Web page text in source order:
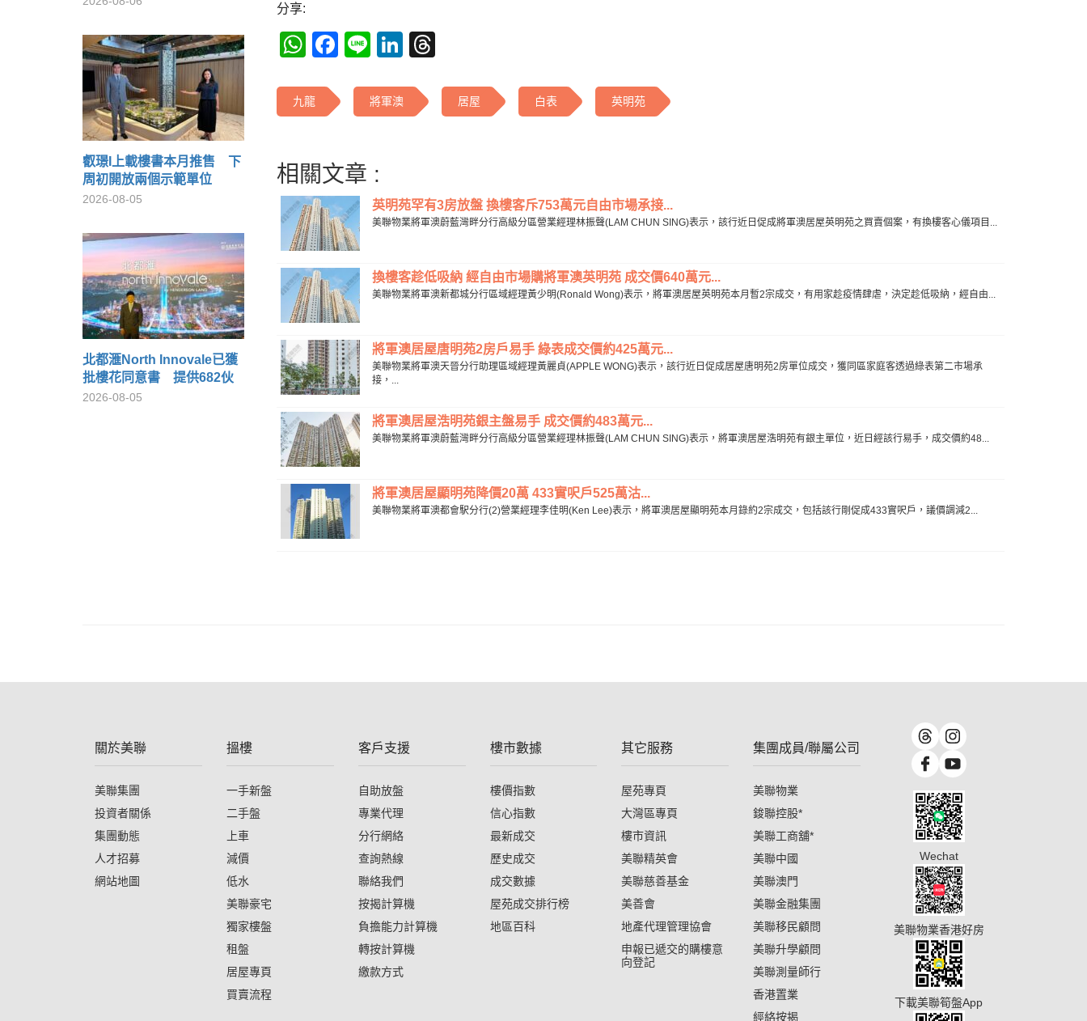
叡璟I上載樓書本月推售 下
周初開放兩個示範單位
2026-08-05
北都滙North Innovale已獲
批樓花同意書 提供682伙
2026-08-05
分享:
WhatsApp
Facebook
LineLinkedIn
九龍 將軍澳 居屋 白表 英明苑
相關文章 :
英明苑罕有3房放盤 換樓客斥753萬元自由市場承接...
美聯物業將軍澳蔚藍灣畔分行高級分區營業經理林振聲(LAM CHUN SING)表示，該行近日促成將軍澳居屋英明苑之買賣個案，有換樓客心儀項目...
換樓客趁低吸納 經自由市場購將軍澳英明苑 成交價640萬元...
美聯物業將軍澳新都城分行區域經理黃少明(Ronald Wong)表示，將軍澳居屋英明苑本月暫2宗成交，有用家趁疫情肆虐，決定趁低吸納，經自由...
將軍澳居屋唐明苑2房戶易手 綠表成交價約425萬元...
美聯物業將軍澳天晉分行助理區域經理黃麗貞(APPLE WONG)表示，該行近日促成居屋唐明苑2房單位成交，獲同區家庭客透過綠表第二市場承
接，...
將軍澳居屋浩明苑銀主盤易手 成交價約483萬元...
美聯物業將軍澳蔚藍灣畔分行高級分區營業經理林振聲(LAM CHUN SING)表示，將軍澳居屋浩明苑有銀主單位，近日經該行易手，成交價約48...
將軍澳居屋顯明苑降價20萬 433實呎戶525萬沽...
美聯物業將軍澳都會駅分行(2)營業經理李佳明(Ken Lee)表示，將軍澳居屋顯明苑本月錄約2宗成交，包括該行剛促成433實呎戶，議價調減2...
關於美聯
美聯集團
投資者關係
集團動態
人才招募
網站地圖
搵樓
一手新盤
二手盤
上車
減價
低水
美聯豪宅
獨家樓盤
租盤
居屋專頁
買賣流程
客戶支援
自助放盤
專業代理
分行網絡
查詢熱線
聯絡我們
按揭計算機
負擔能力計算機
轉按計算機
繳款方式
樓市數據
樓價指數
信心指數
最新成交
歷史成交
成交數據
屋苑成交排行榜
地區百科
其它服務
屋苑專頁
大灣區專頁
樓市資訊
美聯精英會
美聯慈善基金
美善會
地產代理管理協會
申報已遞交的購樓意
向登記
集團成員/聯屬公司
美聯物業
鋑聯控股*
美聯工商舖*
美聯中國
美聯澳門
美聯金融集團
美聯移民顧問
美聯升學顧問
美聯測量師行
香港置業
經絡按揭
Wechat
美聯物業香港好房
下載美聯筍盤App